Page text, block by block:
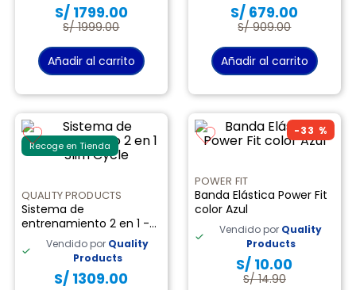
S/ 1799.00
S/ 1999.00
Añadir al carrito
S/ 679.00
S/ 909.00
Añadir al carrito
Recoge en Tienda
QUALITY PRODUCTS
Sistema de
entrenamiento 2 en 1 -
Slim Cycle
Vendido por Quality
Products
S/ 1309.00
-33 %
POWER FIT
Banda Elástica Power Fit
color Azul
Vendido por Quality
Products
S/ 10.00
S/ 14.90
10. licuadora